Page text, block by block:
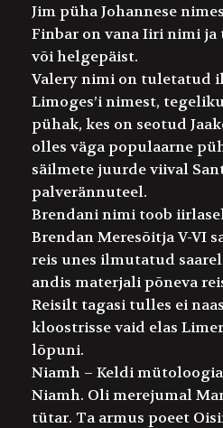
Jimpüha Johannese
Finbar on vana Iiri nimi ja
või helgepäist.
Valerynimi on tuletatud
Limoges’i nimest,
pühak, kes on seotud
olles väga populaarne
säilmete juurde viival
palverännuteel.
Brendani nimi toob
Brendan Meresõitja V-VI
reis unes ilmutatud
andis materjali põneva
Reisilt tagasi tulles ei
kloostrisse vaid elas
lõpuni.
Niamh – Keldi
Niamh. Oli merejumal
tütar. Ta armus poeet